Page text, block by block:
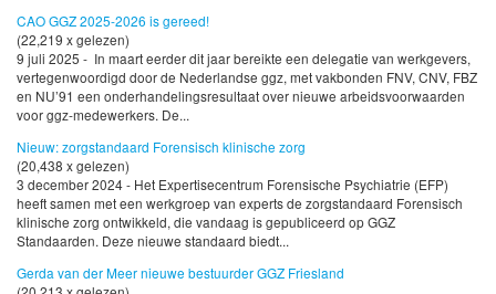
CAO GGZ 2025-2026 is gereed!
(22,219 x gelezen)
9 juli 2025 - In maart eerder dit jaar bereikte een delegatie van werkgevers,
vertegenwoordigd door de Nederlandse ggz, met vakbonden FNV, CNV, FBZ
en NU’91 een onderhandelingsresultaat over nieuwe arbeidsvoorwaarden
voor ggz-medewerkers. De...
Nieuw: zorgstandaard Forensisch klinische zorg
(20,438 x gelezen)
3 december 2024 - Het Expertisecentrum Forensische Psychiatrie (EFP)
heeft samen met een werkgroep van experts de zorgstandaard Forensisch
klinische zorg ontwikkeld, die vandaag is gepubliceerd op GGZ
Standaarden. Deze nieuwe standaard biedt...
Gerda van der Meer nieuwe bestuurder GGZ Friesland